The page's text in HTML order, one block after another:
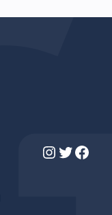
Instagram Twitter Facebook